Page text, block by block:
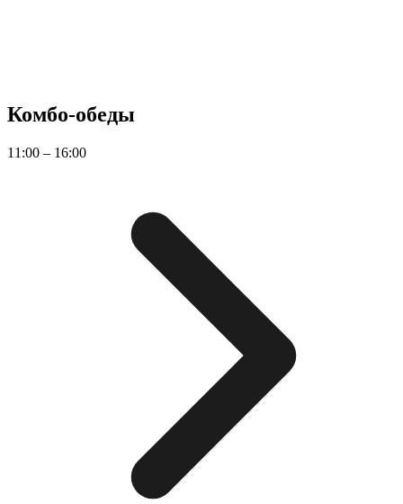
Комбо-обеды
11:00 – 16:00